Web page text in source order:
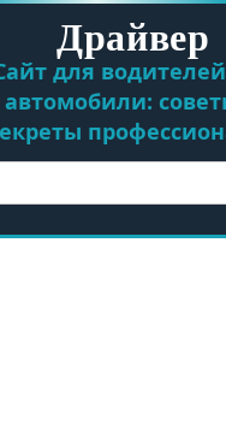
Драйвер
для
автомобили: